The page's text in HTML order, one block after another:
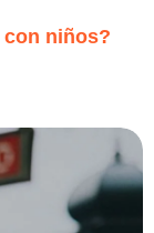
con niños?